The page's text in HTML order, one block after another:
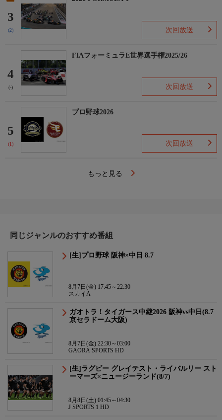
3
(2) 次回放送
4
(-)
FIAフォーミュラE世界選手権2025/26
次回放送
5
(1)
プロ野球2026
次回放送
もっと見る
同じジャンルのおすすめ番組
[生]プロ野球 阪神×中日 8.7
8月7日(金) 17:45～22:30
スカイA
ガオトラ！タイガース中継2026 阪神vs中日(8.7
京セラドーム大阪)
8月7日(金) 22:30～03:00
GAORA SPORTS HD
[生]ラグビー グレイテスト・ライバルリー スト
ーマーズ×ニュージーランド(8/7)
8月8日(土) 01:45～04:30
J SPORTS 1 HD